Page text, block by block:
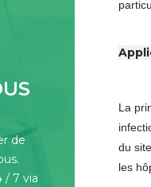
La
du
les
de
/ 7 via